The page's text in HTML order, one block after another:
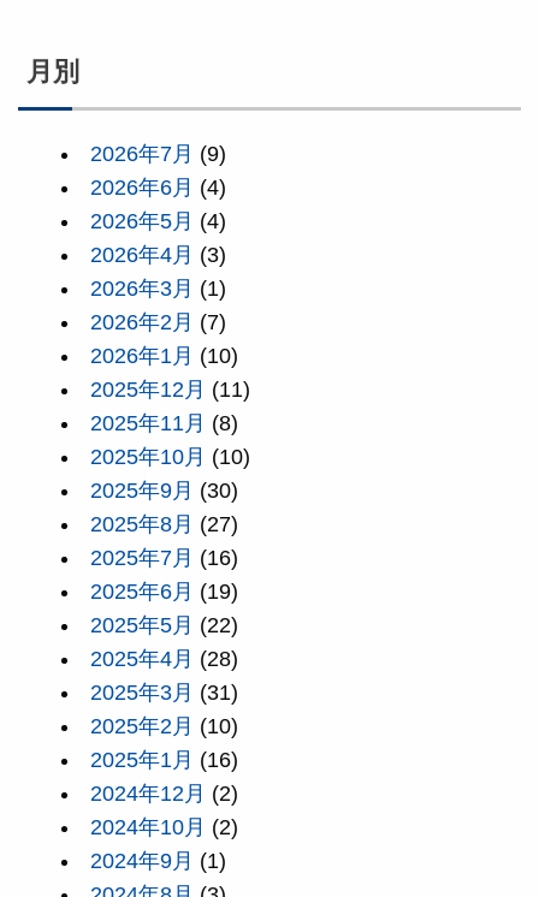
月別
2026年7月 (9)
2026年6月 (4)
2026年5月 (4)
2026年4月 (3)
2026年3月 (1)
2026年2月 (7)
2026年1月 (10)
2025年12月 (11)
2025年11月 (8)
2025年10月 (10)
2025年9月 (30)
2025年8月 (27)
2025年7月 (16)
2025年6月 (19)
2025年5月 (22)
2025年4月 (28)
2025年3月 (31)
2025年2月 (10)
2025年1月 (16)
2024年12月 (2)
2024年10月 (2)
2024年9月 (1)